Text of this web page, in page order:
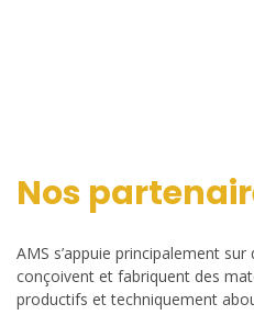
Nos
AMS s’appuie principalement
conçoivent et fabriquent des
productifs et techniquement